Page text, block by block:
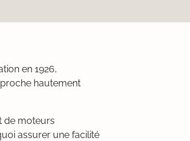
en 1926,
hautement
de moteurs
assurer une facilité